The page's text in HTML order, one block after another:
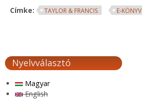
Címke:
TAYLOR & FRANCIS E-KÖNYV
Nyelvválasztó
Magyar
English